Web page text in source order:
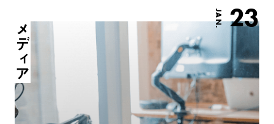
JAN. 23
メディア